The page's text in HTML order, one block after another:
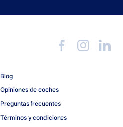
Blog
Opiniones de coches
Preguntas frecuentes
Términos y condiciones